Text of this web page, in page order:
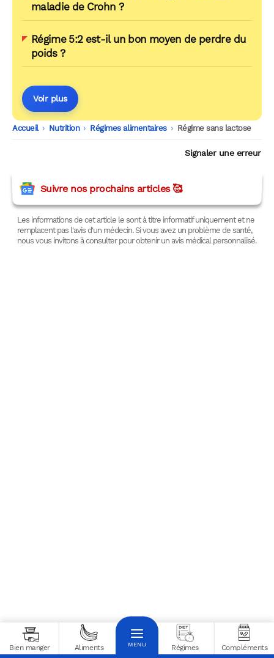
maladie de Crohn ?
Régime 5:2 est-il un bon moyen de perdre du
poids ?
Voir plus
Accueil -
Nutrition -
Régimes alimentaires -
Régime sans lactose
Signaler une erreur
Suivre nos prochains articles 🥰
Les informations de cet article le sont à titre informatif uniquement et ne
remplacent pas l'avis d'un médecin. Si vous avez un problème de santé,
nous vous invitons à consulter pour obtenir un avis médical personnalisé.
Bien manger Aliments Régimes Compléments